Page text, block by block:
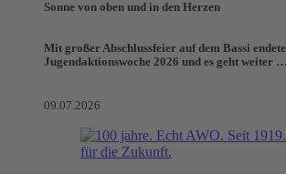
Sonne von oben und in den Herzen
Mit großer Abschlussfeier auf dem Bassi
Jugendaktionswoche 2026 und es geht weiter …
09.07.2026